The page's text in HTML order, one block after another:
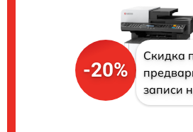
-20%
Скидка
записи